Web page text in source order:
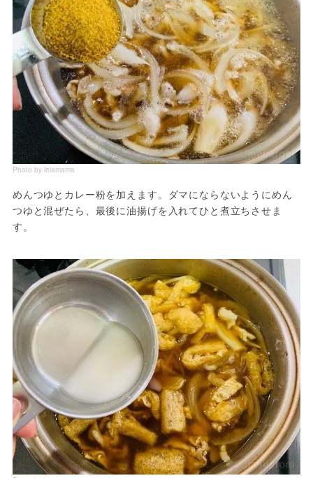
Photo by leiamama
めんつゆとカレー粉を加えます。ダマにならないようにめん
つゆと混ぜたら、最後に油揚げを入れてひと煮立ちさせま
す。